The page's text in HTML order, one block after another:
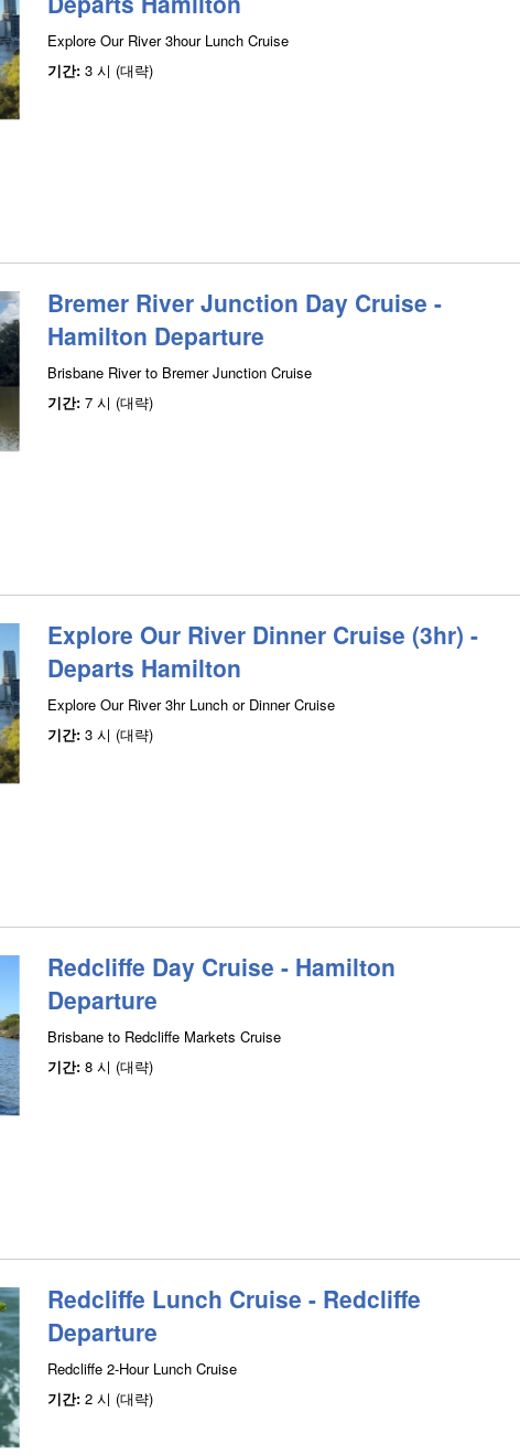
Explore Our River 3hour Lunch Cruise
기간: 3 시 (대략)
Bremer River Junction Day Cruise -
Hamilton Departure
Brisbane River to Bremer Junction Cruise
기간: 7 시 (대략)
Explore Our River Dinner Cruise (3hr) -
Departs Hamilton
Explore Our River 3hr Lunch or Dinner Cruise
기간: 3 시 (대략)
Redcliffe Day Cruise - Hamilton
Departure
Brisbane to Redcliffe Markets Cruise
기간: 8 시 (대략)
Redcliffe Lunch Cruise - Redcliffe
Departure
Redcliffe 2-Hour Lunch Cruise
기간: 2 시 (대략)